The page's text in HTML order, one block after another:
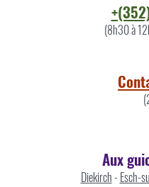
(8h30 à
Aux
Diekirch- Esch-